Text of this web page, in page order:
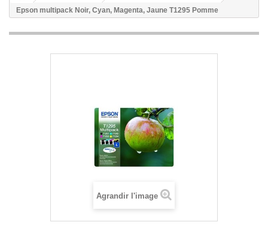
Epson multipack Noir, Cyan, Magenta, Jaune T1295 Pomme
Agrandir l'image